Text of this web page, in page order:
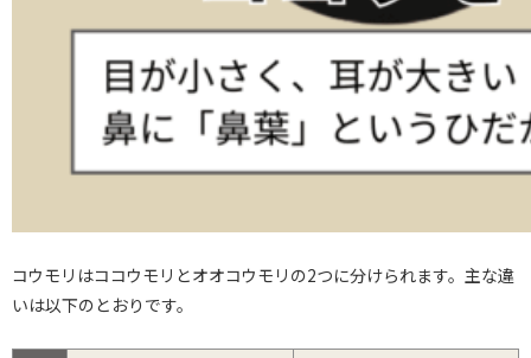
コウモリはココウモリとオオコウモリの2つに分けられます。主な違
いは以下のとおりです。